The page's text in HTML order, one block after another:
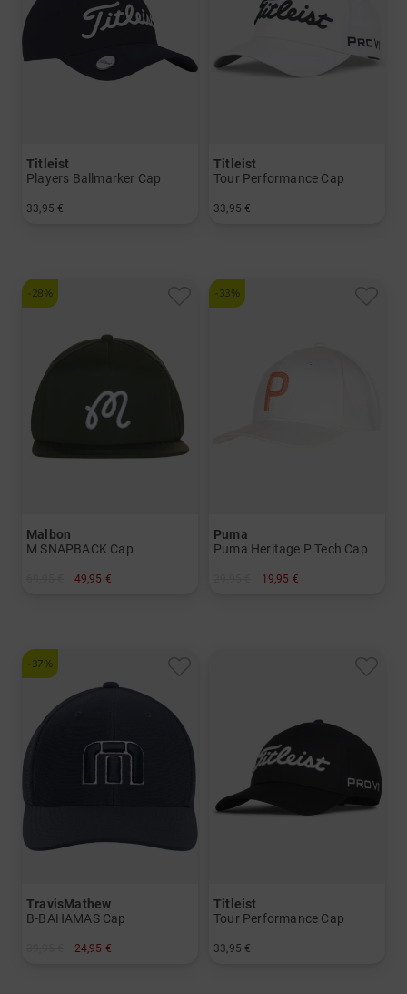
Titleist
Players Ballmarker Cap
33,95 €
Titleist
Tour Performance Cap
33,95 €
-28%
Malbon
M SNAPBACK Cap
49,95 €
-33%
Puma
Puma Heritage P Tech Cap
19,95 €
-37%
TravisMathew
B-BAHAMAS Cap
24,95 €
Titleist
Tour Performance Cap
33,95 €